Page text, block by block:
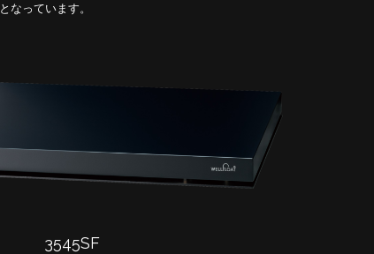
なっています。
3545SF